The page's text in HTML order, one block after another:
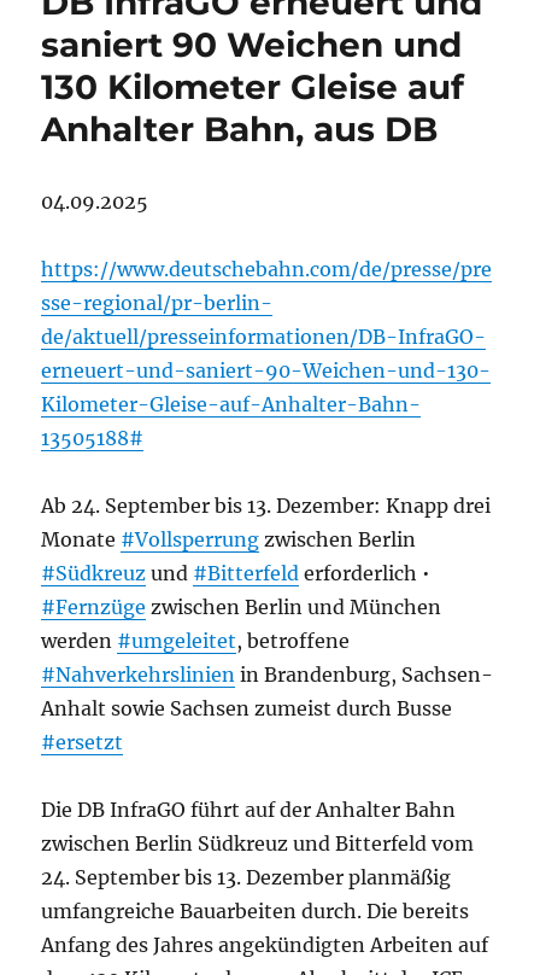
saniert 90 Weichen und
130 Kilometer Gleise auf
Anhalter Bahn, aus DB
04.09.2025
https://www.deutschebahn.com/de/presse/pre
sse-regional/pr-berlin-
de/aktuell/presseinformationen/DB-InfraGO-
erneuert-und-saniert-90-Weichen-und-130-
Kilometer-Gleise-auf-Anhalter-Bahn-
13505188#
Ab 24. September bis 13. Dezember: Knapp drei
Monate #Vollsperrung zwischen Berlin
#Südkreuz und #Bitterfeld erforderlich •
#Fernzüge zwischen Berlin und München
werden #umgeleitet, betroffene
#Nahverkehrslinien in Brandenburg, Sachsen-
Anhalt sowie Sachsen zumeist durch Busse
#ersetzt
Die DB InfraGO führt auf der Anhalter Bahn
zwischen Berlin Südkreuz und Bitterfeld vom
24. September bis 13. Dezember planmäßig
umfangreiche Bauarbeiten durch. Die bereits
Anfang des Jahres angekündigten Arbeiten auf